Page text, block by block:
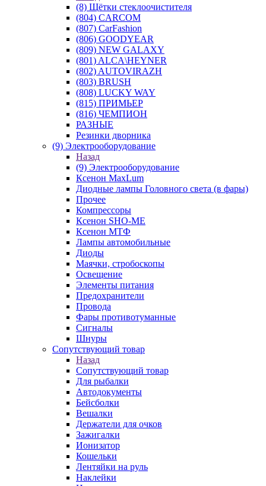
(8) Щётки стеклоочистителя
(804) CARCOM
(807) CarFashion
(806) GOODYEAR
(809) NEW GALAXY
(801) ALCA\HEYNER
(802) AUTOVIRAZH
(803) BRUSH
(808) LUCKY WAY
(815) ПРИМЬЕР
(816) ЧЕМПИОН
РАЗНЫЕ
Резинки дворника
(9) Электрооборудование
Назад
(9) Электрооборудование
Ксенон MaxLum
Диодные лампы Головного света (в фары)
Прочее
Компрессоры
Ксенон SHO-ME
Ксенон МТФ
Лампы автомобильные
Диоды
Маячки, стробоскопы
Освещение
Элементы питания
Предохранители
Провода
Фары противотуманные
Сигналы
Шнуры
Сопутствующий товар
Назад
Сопутствующий товар
Для рыбалки
Автодокументы
Бейсболки
Вешалки
Держатели для очков
Зажигалки
Ионизатор
Кошельки
Лентяйки на руль
Наклейки